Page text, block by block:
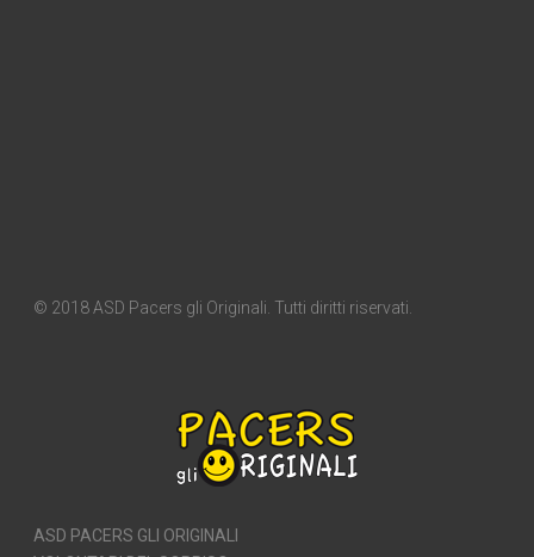
© 2018 ASD Pacers gli Originali. Tutti diritti riservati.
ASD PACERS GLI ORIGINALI